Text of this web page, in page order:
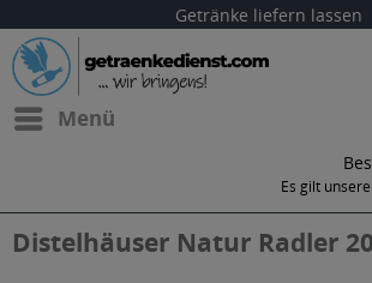
Getränke liefern lassen
Menü
Es gilt unsere
Distelhäuser Natur Radler